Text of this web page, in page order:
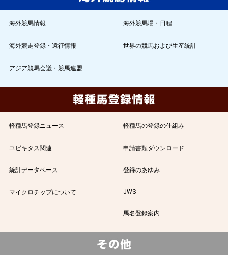
海外競馬情報 海外競馬場・日程
海外競走登録・遠征情報 世界の競馬および生産統計
アジア競馬会議・競馬連盟
軽種馬登録ニュース 軽種馬の登録の仕組み
ユビキタス関連 申請書類ダウンロード
統計データベース 登録のあゆみ
マイクロチップについて JWS
馬名登録案内